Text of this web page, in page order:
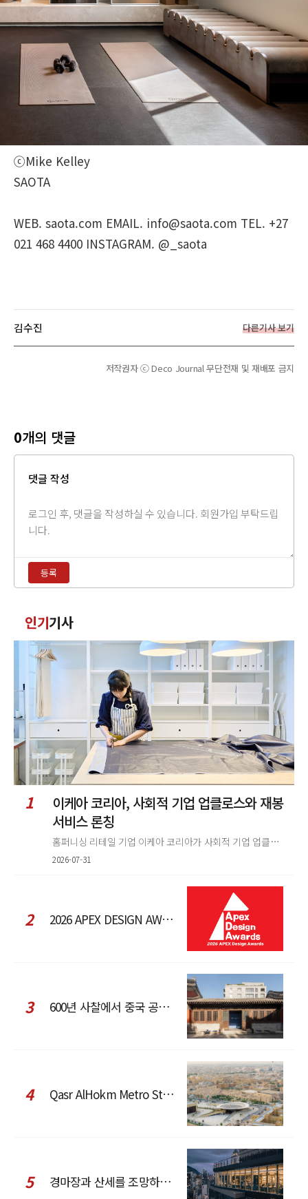
ⓒMike Kelley
SAOTA
WEB. saota.com EMAIL. info@saota.com TEL. +27
021 468 4400 INSTAGRAM. @_saota
김수진 다른기사 보기
저작권자 ⓒ Deco Journal 무단전재 및 재배포 금지
0개의 댓글
댓글 작성
력
등록
글
인기기사
1
이케아 코리아, 사회적 기업 업클로스와 재봉
서비스 론칭
홈퍼니싱 리테일 기업 이케아 코리아가 사회적 기업 업클로스(Upcloth)와 협력해 재봉 서비스를 선보인다. 이번 협업은 이케
2026-07-31
2 2026 APEX DESIGN AWARDS
3 600년 사찰에서 중국 공예와 현대 패션을 직조한 ZARA x Fanglu Lin Pop-Up
4 Qasr AlHokm Metro Station, 구도심과 현대 공공 인프라의 접점을 제안하다
5 경마장과 산세를 조망하는 CCD Hong Kong Creative Center